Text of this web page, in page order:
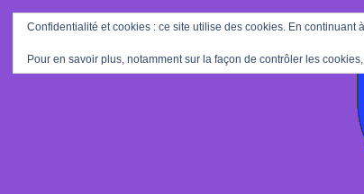
Confidentialité et cookies : ce site utilise des cookies. En continuant
Pour en savoir plus, notamment sur la façon de contrôler les